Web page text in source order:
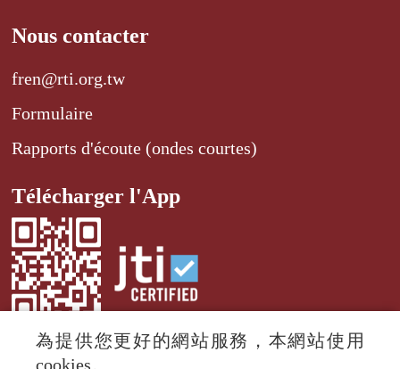
Nous contacter
fren@rti.org.tw
Formulaire
Rapports d'écoute (ondes courtes)
Télécharger l'App
為提供您更好的網站服務，本網站使用
cookies。